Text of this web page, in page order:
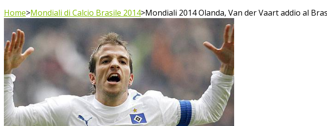
Home>Mondiali di Calcio Brasile 2014>Mondiali 2014 Olanda, Van der Vaart addio al